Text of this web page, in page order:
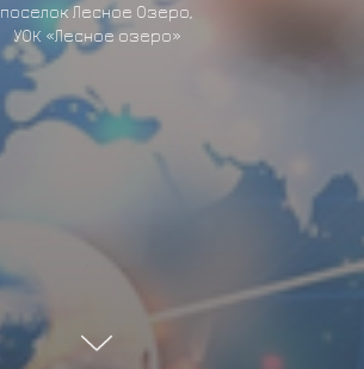
поселок Лесное Озеро,
УОК «Лесное озеро»